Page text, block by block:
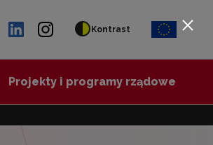
Kontrast
Projekty i programy rządowe